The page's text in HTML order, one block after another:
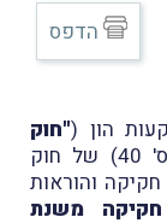
"חוק
), אשר נוסף כתיקון עקיף (מס' 40) של חוק
והוראות
חקיקה משנת